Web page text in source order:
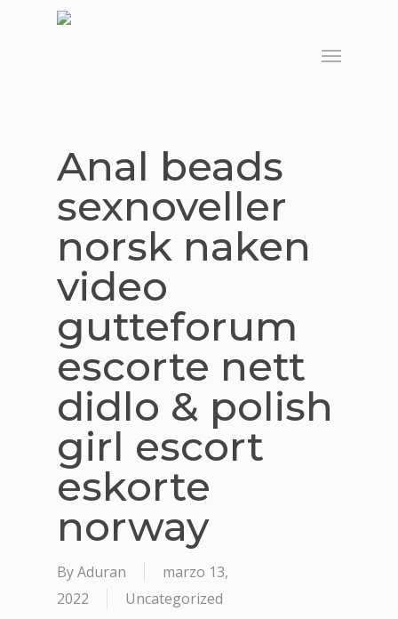
Menu
Anal beads
sexnoveller
norsk naken
video
gutteforum
escorte nett
didlo & polish
girl escort
eskorte
norway
ByAduran
marzo 13,
2022
Uncategorized